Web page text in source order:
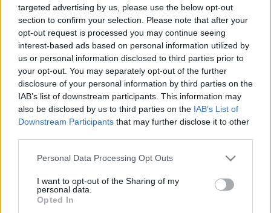
targeted advertising by us, please use the below opt-out
section to confirm your selection. Please note that after your
opt-out request is processed you may continue seeing
interest-based ads based on personal information utilized by
us or personal information disclosed to third parties prior to
your opt-out. You may separately opt-out of the further
disclosure of your personal information by third parties on the
IAB’s list of downstream participants. This information may
also be disclosed by us to third parties on the IAB’s List of
Downstream Participants that may further disclose it to other
Please note that this website/app uses one or more Google
not limited to your visit or usage behaviour. You may click to
grant or deny consent to Google and its third-party tags to
use your data for below specified purposes in below Google
Personal Data Processing Opt Outs
I want to opt-out of the Sharing of my
personal data.
Opted In